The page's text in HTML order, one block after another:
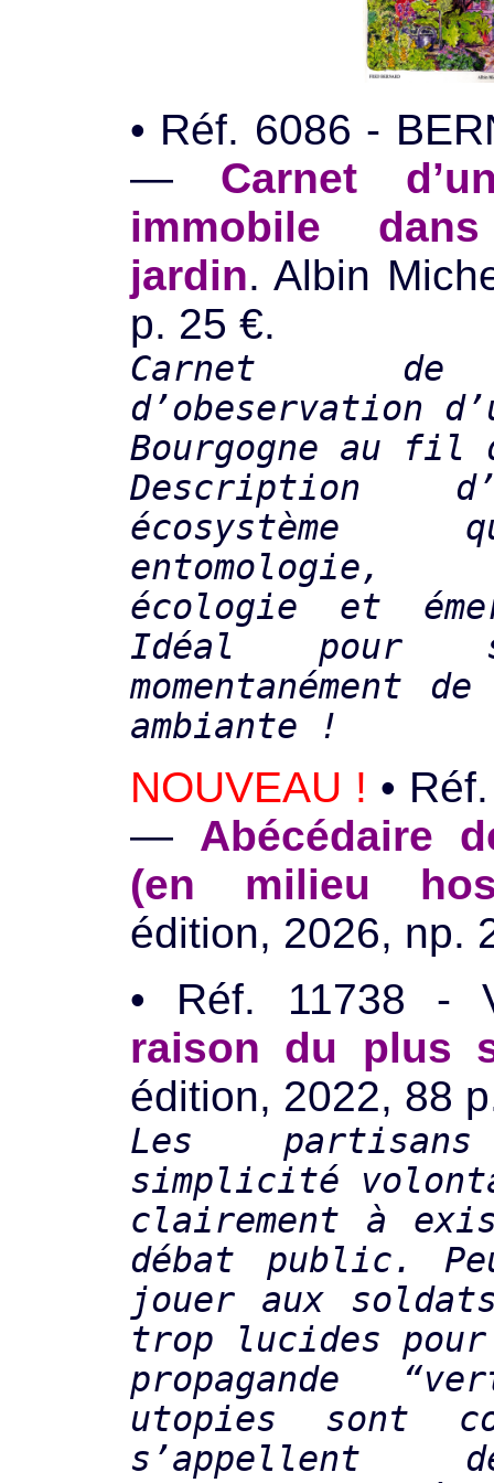
• Réf. 6086 -
— Carnet
immobile
jardin. Albin
p. 25 €.
Carnet de
d’obeservation
Bourgogne au fil
Description
écosystème
entomologie,
écologie et
Idéal pour
momentanément
ambiante !
NOUVEAU ! •
— Abécédaire
(en milieu
édition, 2026, np.
• Réf. 11738
raison du plus
édition, 2022, 88
Les
simplicité
clairement à
débat public.
jouer aux
trop lucides
propagande
utopies sont
s’appellent